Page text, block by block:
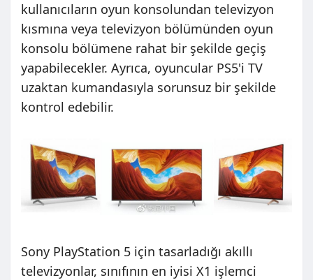
kullanıcıların oyun konsolundan televizyon
kısmına veya televizyon bölümünden oyun
konsolu bölümene rahat bir şekilde geçiş
yapabilecekler. Ayrıca, oyuncular PS5'i TV
uzaktan kumandasıyla sorunsuz bir şekilde
kontrol edebilir.
Sony PlayStation 5 için tasarladığı akıllı
televizyonlar, sınıfının en iyisi X1 işlemci